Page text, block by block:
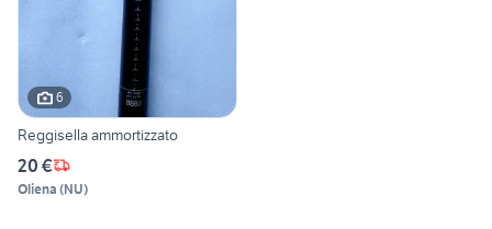
6
Reggisella ammortizzato
20 €
Oliena (NU)